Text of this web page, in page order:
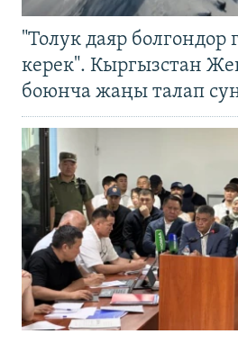
"Толук даяр
керек". Кыргызстан
боюнча жаңы талап